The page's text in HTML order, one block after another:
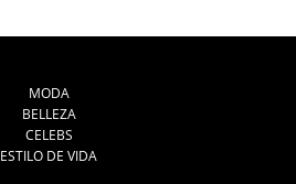
MODA
BELLEZA
CELEBS
ESTILO DE VIDA